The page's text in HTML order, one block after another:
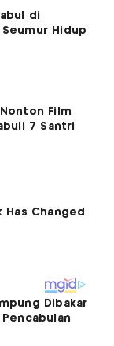
di
Hidup
Film
7 Santri
Dibakar
Pencabulan